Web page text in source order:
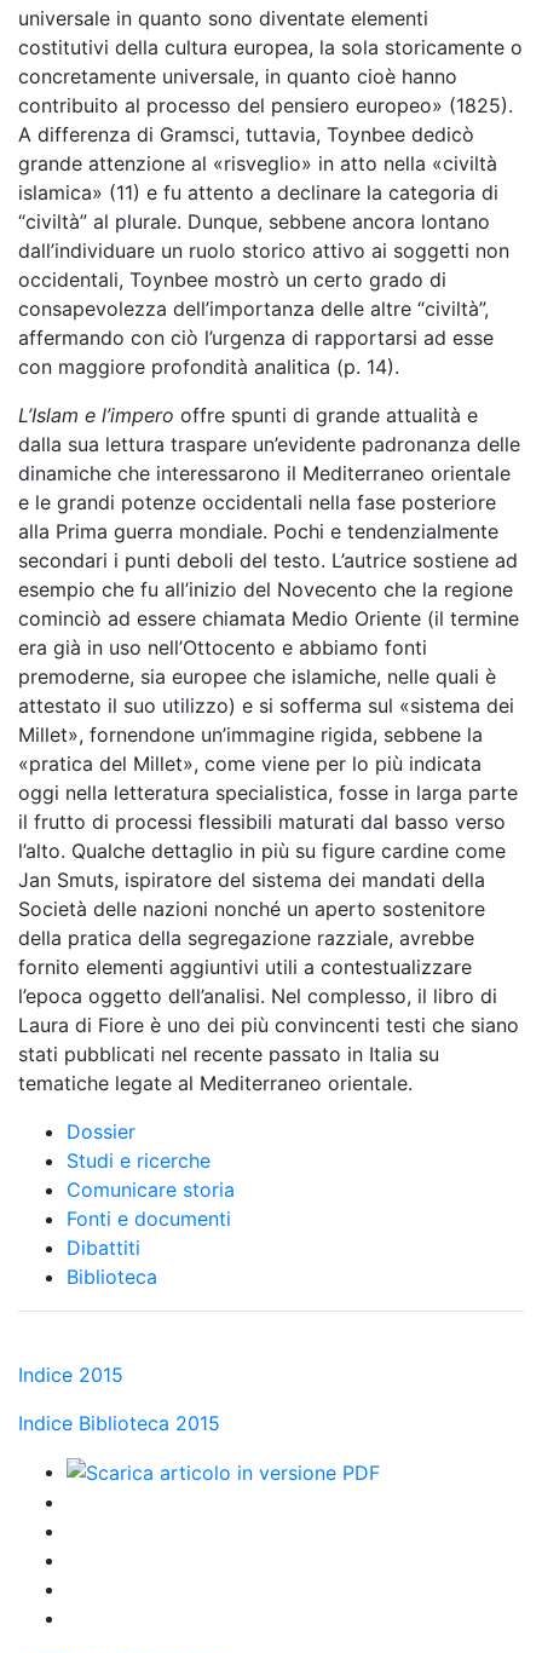
universale in quanto sono diventate elementi
costitutivi della cultura europea, la sola storicamente o
concretamente universale, in quanto cioè hanno
contribuito al processo del pensiero europeo» (1825).
A differenza di Gramsci, tuttavia, Toynbee dedicò
grande attenzione al «risveglio» in atto nella «civiltà
islamica» (11) e fu attento a declinare la categoria di
“civiltà” al plurale. Dunque, sebbene ancora lontano
dall’individuare un ruolo storico attivo ai soggetti non
occidentali, Toynbee mostrò un certo grado di
consapevolezza dell’importanza delle altre “civiltà”,
affermando con ciò l’urgenza di rapportarsi ad esse
con maggiore profondità analitica (p. 14).
L’Islam e l’impero offre spunti di grande attualità e
dalla sua lettura traspare un’evidente padronanza delle
dinamiche che interessarono il Mediterraneo orientale
e le grandi potenze occidentali nella fase posteriore
alla Prima guerra mondiale. Pochi e tendenzialmente
secondari i punti deboli del testo. L’autrice sostiene ad
esempio che fu all’inizio del Novecento che la regione
cominciò ad essere chiamata Medio Oriente (il termine
era già in uso nell’Ottocento e abbiamo fonti
premoderne, sia europee che islamiche, nelle quali è
attestato il suo utilizzo) e si sofferma sul «sistema dei
Millet», fornendone un’immagine rigida, sebbene la
«pratica del Millet», come viene per lo più indicata
oggi nella letteratura specialistica, fosse in larga parte
il frutto di processi flessibili maturati dal basso verso
l’alto. Qualche dettaglio in più su figure cardine come
Jan Smuts, ispiratore del sistema dei mandati della
Società delle nazioni nonché un aperto sostenitore
della pratica della segregazione razziale, avrebbe
fornito elementi aggiuntivi utili a contestualizzare
l’epoca oggetto dell’analisi. Nel complesso, il libro di
Laura di Fiore è uno dei più convincenti testi che siano
stati pubblicati nel recente passato in Italia su
tematiche legate al Mediterraneo orientale.
Dossier
Studi e ricerche
Comunicare storia
Fonti e documenti
Dibattiti
Biblioteca
Indice 2015
Indice Biblioteca 2015